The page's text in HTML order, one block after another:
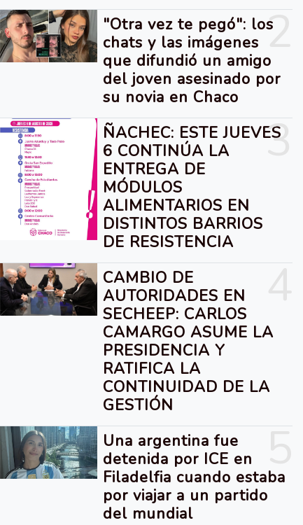
2
"Otra vez te pegó": los
chats y las imágenes
que difundió un amigo
del joven asesinado por
su novia en Chaco
3
ÑACHEC: ESTE JUEVES
6 CONTINÚA LA
ENTREGA DE
MÓDULOS
ALIMENTARIOS EN
DISTINTOS BARRIOS
DE RESISTENCIA
CAMBIO DE
AUTORIDADES EN
SECHEEP: CARLOS
CAMARGO ASUME LA
PRESIDENCIA Y
RATIFICA LA
CONTINUIDAD DE LA
GESTIÓN
Una argentina fue
detenida por ICE en
Filadelfia cuando estaba
por viajar a un partido
del mundial